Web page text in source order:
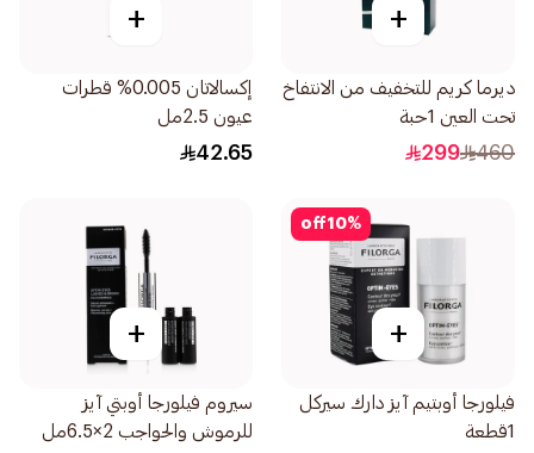
+
ديرما كريم للتخفيف من الانتفاخ
تحت العين 1حبة
460
299
+
إكسالاتان 0.005% قطرات
عيون 2.5مل
42.65
10%
off
+
فيلورجا أوبتيم آيز دارك سيركل
1قطعة
+
سيروم فيلورجا أوبتي آيز
للرموش والحواجب 2×6.5مل